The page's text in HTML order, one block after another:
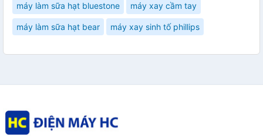
máy làm sữa hạt bluestone máy xay cầm tay
máy làm sữa hạt bear máy xay sinh tố phillips